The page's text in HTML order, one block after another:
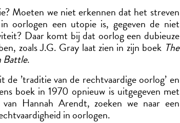
Moeten we niet erkennen dat het streven
oorlogen een utopie is, gegeven de niet
Daar komt bij dat oorlog een dubieuze
zoals J.G. Gray laat zien in zijn boek The
Battle.
’traditie van de rechtvaardige oorlog’ en
boek in 1970 opnieuw is uitgegeven met
Hannah Arendt, zoeken we naar een
in oorlogen.